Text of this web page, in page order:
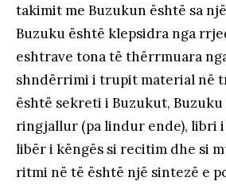
takimit me Buzukun është sa
Buzuku është klepsidra nga
eshtrave tona të thërrmuara
shndërrimi i trupit material në
është sekreti i Buzukut,
ringjallur (pa lindur ende), libri
libër i këngës si recitim dhe si
ritmi në të është një sintezë e